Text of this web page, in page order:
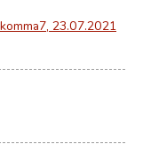
23.07.2021